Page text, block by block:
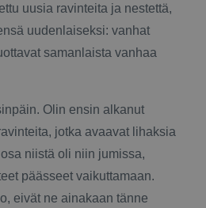
uusia ravinteita ja nestettä,
uudenlaiseksi: vanhat
samanlaista vanhaa
Olin ensin alkanut
jotka avaavat lihaksia
niistä oli niin jumissa,
päässeet vaikuttamaan.
eivät ne ainakaan tänne